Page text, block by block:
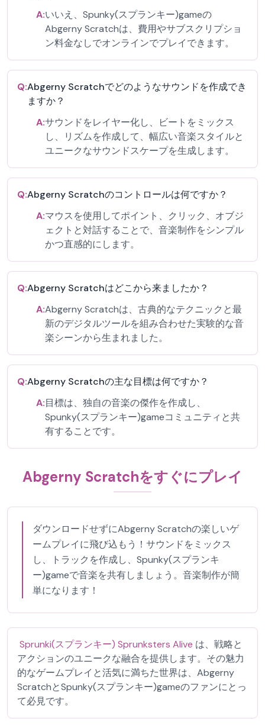
A:いいえ、Spunky(スプランキー)gameの
Abgerny Scratchは、費用やサブスクリプショ
ン料金なしでオンラインでプレイできます。
Q:Abgerny Scratchでどのようなサウンドを作成でき
ますか？
A:サウンドをレイヤー化し、ビートをミックス
し、リズムを作成して、幅広い音楽スタイルと
ユニークなサウンドスケープを生成します。
Q:Abgerny Scratchのコントロールは何ですか？
A:マウスを使用してポイント、クリック、オブジ
ェクトと対話することで、音楽制作をシンプル
かつ直感的にします。
Q:Abgerny Scratchはどこから来ましたか？
A:Abgerny Scratchは、古典的なテクニックと最
新のデジタルツールを組み合わせた実験的な音
楽シーンから生まれました。
Q:Abgerny Scratchの主な目標は何ですか？
A:目標は、独自の音楽の傑作を作成し、
Spunky(スプランキー)gameコミュニティと共
有することです。
Abgerny Scratchをすぐにプレイ
ダウンロードせずにAbgerny Scratchの楽しいゲ
ームプレイに飛び込もう！サウンドをミックス
し、トラックを作成し、Spunky(スプランキ
ー)gameで音楽を共有しましょう。音楽制作が簡
単になります！
Sprunki(スプランキー) Sprunksters Alive は、戦略と
アクションのユニークな融合を提供します。その魅力
的なゲームプレイと活気に満ちた世界は、Abgerny
ScratchとSpunky(スプランキー)gameのファンにとっ
て必見です。